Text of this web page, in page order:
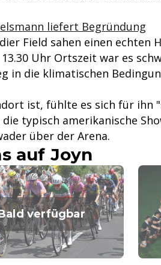
liefert Begründung
Field sahen einen echten
Uhr Ortszeit war es
in die klimatischen
ist, fühlte es sich für ihn
die typisch amerikanische
über der Arena.
auf Joyn
verfügbar